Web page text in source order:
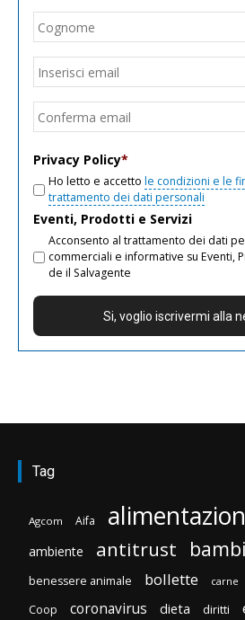
Email
Privacy Policy*
Ho letto e accetto le condizioni e le
trattamento dei dati personali
Eventi, Prodotti e Servizi
Acconsento al trattamento dei dati
commerciali e informative su Eventi,
de il Salvagente
Tag
Agcom Aifa
ambiente antitrust
benessere animale bollette carne
Coop coronavirus dieta diritti